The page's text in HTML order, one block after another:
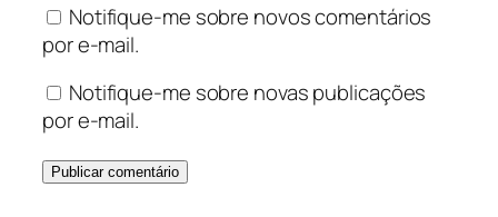
Notifique-me sobre novos comentários
por e-mail.
Notifique-me sobre novas publicações
por e-mail.